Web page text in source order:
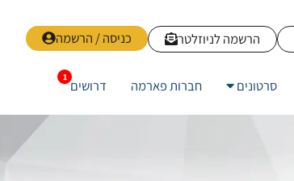
כניסה / הרשמה הרשמה לניוזלטר
סרטונים חברות פארמה דרושים